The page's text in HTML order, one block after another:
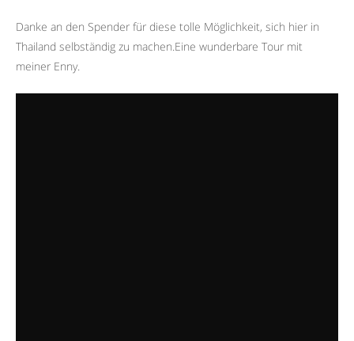
Danke an den Spender für diese tolle Möglichkeit, sich hier in
Thailand selbständig zu machen.Eine wunderbare Tour mit
meiner Enny.